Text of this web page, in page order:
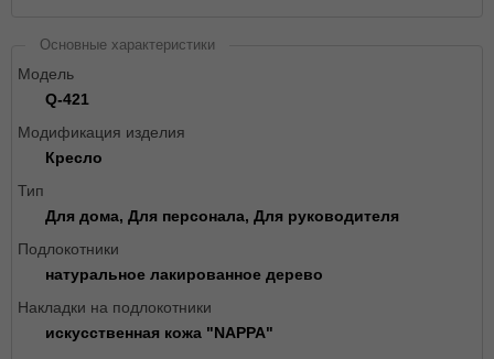
Основные характеристики
Модель
Q-421
Модификация изделия
Кресло
Тип
Для дома, Для персонала, Для руководителя
Подлокотники
натуральное лакированное дерево
Накладки на подлокотники
искусственная кожа "NAPPA"